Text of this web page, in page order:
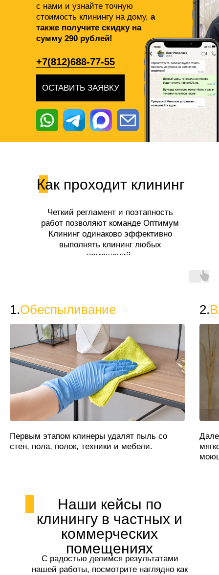
с нами и узнайте точную
стоимость клинингу на дому, а
также получите скидку на
сумму 290 рублей!
ОСТАВИТЬ ЗАЯВКУ
+7(812)688-77-55
Как проходит клининг
Четкий регламент и поэтапность
работ позволяют команде Оптимум
Клининг одинаково эффективно
выполнять клининг любых
помещений.
1.Обеспыливание
Первым этапом клинеры удалят пыль со
стен, пола, полок, техники и мебели.
2.
Наши кейсы по
клинингу в частных и
коммерческих
помещениях
С радостью делимся результатами
нашей работы, посмотрите наглядно как